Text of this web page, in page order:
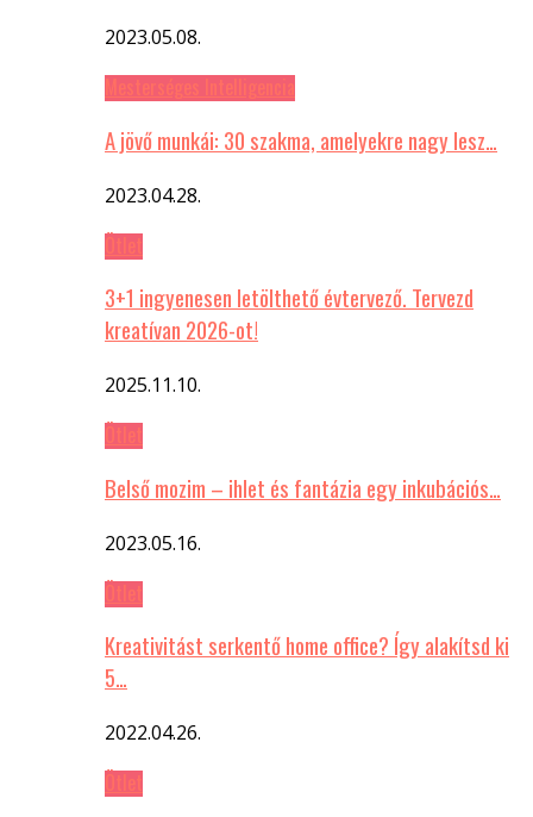
2023.05.08.
A jövő munkái: 30 szakma, amelyekre nagy lesz…
2023.04.28.
3+1 ingyenesen letölthető évtervező. Tervezd
kreatívan 2026-ot!
2025.11.10.
Belső mozim – ihlet és fantázia egy inkubációs…
2023.05.16.
Kreativitást serkentő home office? Így alakítsd ki
5…
2022.04.26.